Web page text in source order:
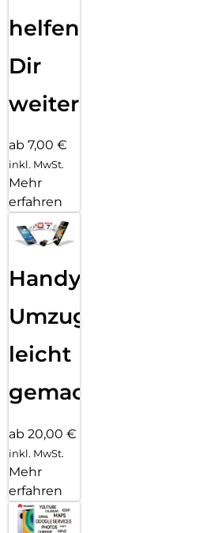
helfen
Dir
weiter
ab 7,00 €
inkl. MwSt.
Mehr
erfahren
Handy
Umzug
leicht
gemacht!
ab 20,00 €
inkl. MwSt.
Mehr
erfahren